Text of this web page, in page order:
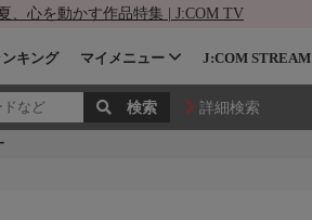
、心を動かす作品特集 | J:COM TV
ンキング マイメニュー J:COM STREAM
詳細検索